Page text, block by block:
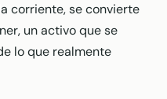
corriente, se convierte
un activo que se
lo que realmente